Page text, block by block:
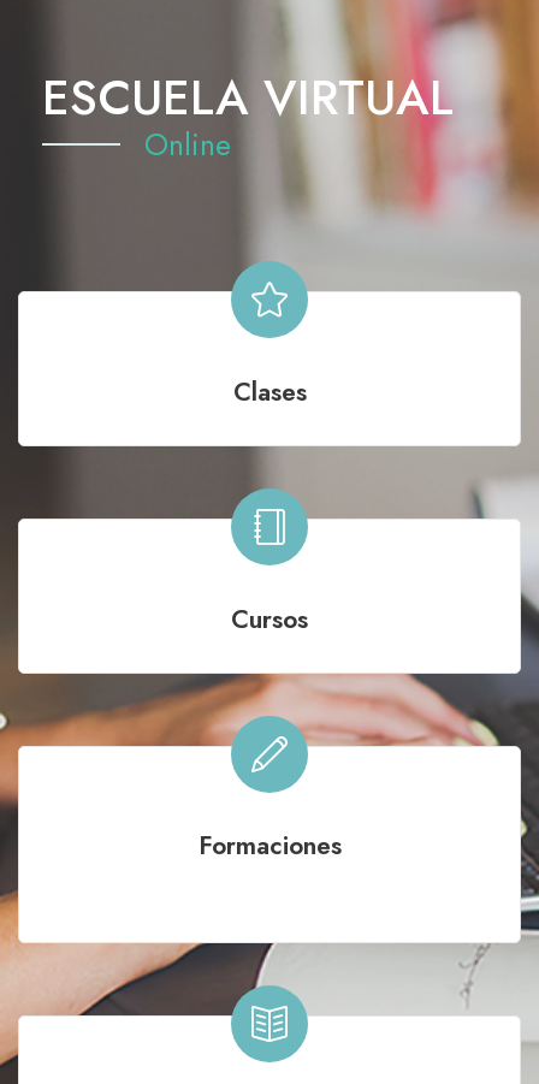
ESCUELA VIRTUAL
Online
Clases
Cursos
Formaciones